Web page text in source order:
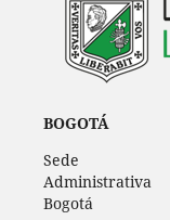
BOGOTÁ
Sede
Administrativa
Bogotá